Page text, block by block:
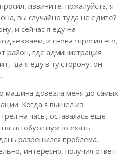
извините, пожалуйста, я
вы случайно туда не едите?
и сейчас я еду на
и снова спросил его,
район, где администрация
да я еду в ту сторону, он
машина довезла меня до самых
Когда я вышел из
на часы, оставалась еще
автобусе нужно ехать
разрешился проблема.
интересно, получил ответ